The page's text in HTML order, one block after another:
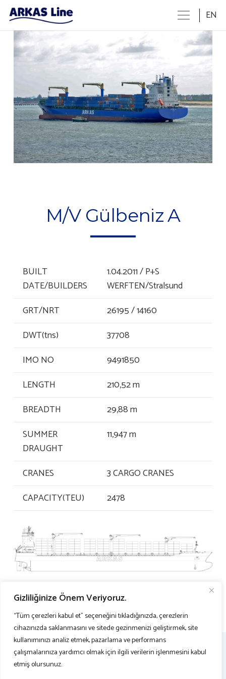
Gizliliğinize Önem Veriyoruz.
“Tüm çerezleri kabul et” seçeneğini tıkladığınızda, çerezlerin
cihazınızda saklanmasını ve sitede gezinmenizi geliştirmek, site
kullanımınızı analiz etmek, pazarlama ve performans
çalışmalarınıza yardımcı olmak için ilgili verilerin işlenmesini kabul
etmiş olursunuz.
EN
M/V Gülbeniz A
BUILT
DATE/BUILDERS
1.04.2011 / P+S
WERFTEN/Stralsund
GRT/NRT
26195 / 14160
DWT(tns)
37708
IMO NO
9491850
LENGTH
210,52 m
BREADTH
29,88 m
SUMMER
DRAUGHT
11,947 m
CRANES
3 CARGO CRANES
CAPACITY(TEU)
2478